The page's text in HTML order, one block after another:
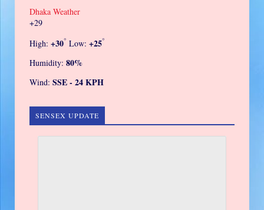
Dhaka Weather
+29
High: +30° Low: +25°
Humidity: 80%
Wind: SSE - 24 KPH
SENSEX UPDATE